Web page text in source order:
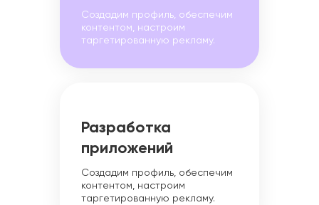
Создадим профиль, обеспечим
контентом, настроим
таргетированную рекламу.
Разработка
приложений
Создадим профиль, обеспечим
контентом, настроим
таргетированную рекламу.